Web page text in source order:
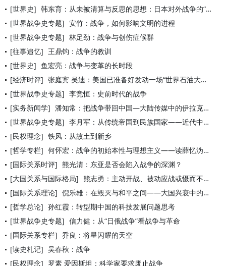
[世界史] 韩东育：从未被清算与反思的思想：日本对外战争的“国家达尔文主
[世界战争史专题] 安竹：战争，如何影响文明的进程
[世界战争史专题] 林足劲：战争与创伤症候群
[往事追忆] 王鼎钧：战争的教训
[世界史] 鱼宏亮：战争与变革的长时段
[经济时评] 张庭宾 吴迪：美国已准备好发动一场“世界石油大战”
[世界战争史专题] 李竞恒：史前时代的战争
[实务新闻学] 潘知常：把战争带回中国—大陆传媒中的伊拉克战争形象
[世界战争史专题] 李月军：从传统帝国到民族国家——近代中国国家转型的战争逻辑
[民权理念] 铁风：从故土到新乡
[哲学专栏] 何怀宏：战争的初始本性与理想主义——读薛忆沩战争系列小说《首
[国际关系时评] 熊光清：东亚是否会陷入战争的深渊？
[大国关系与国际格局] 熊志勇：主动开战、被动应战或慑而不战
[国际关系理论] 倪乐雄：在毁灭与和平之间——大国兴衰中的战争宿命
[哲学总论] 孙红霞：转型期中国的科技发展问题思考
[世界战争史专题] 信力健：从“日俄战争”看战争与革命
[国际关系专栏] 乔良：将星闪耀的天空
[读史札记] 吴春秋：战争
[民权理念] 罗素 爱因斯坦：科学家要求废止战争